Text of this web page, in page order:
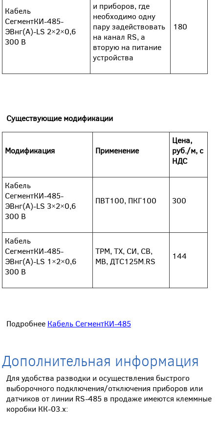
Кабель
СегментКИ-485-
ЭВнг(А)-LS 2×2×0,6
300 В
и приборов, где
необходимо одну
пару задействовать
на канал RS, а
вторую на питание
устройства
180
Существующие модификации
Модификация Применение
Цена,
руб./м, с
НДС
Кабель
СегментКИ-485-
ЭВнг(А)-LS 3×2×0,6
300 В
ПВТ100, ПКГ100 300
Кабель
СегментКИ-485-
ЭВнг(А)-LS 1×2×0,6
300 В
ТРМ, ТХ, СИ, СВ,
МВ, ДТС125М.RS
144
Подробнее Кабель СегментКИ-485
Дополнительная информация
Для удобства разводки и осуществления быстрого
выборочного подключения/отключения приборов или
датчиков от линии RS-485 в продаже имеются клеммные
коробки КК-03.х: